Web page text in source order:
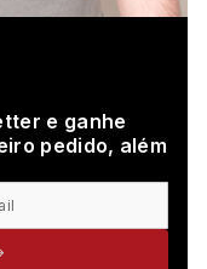
e ganhe
pedido, além